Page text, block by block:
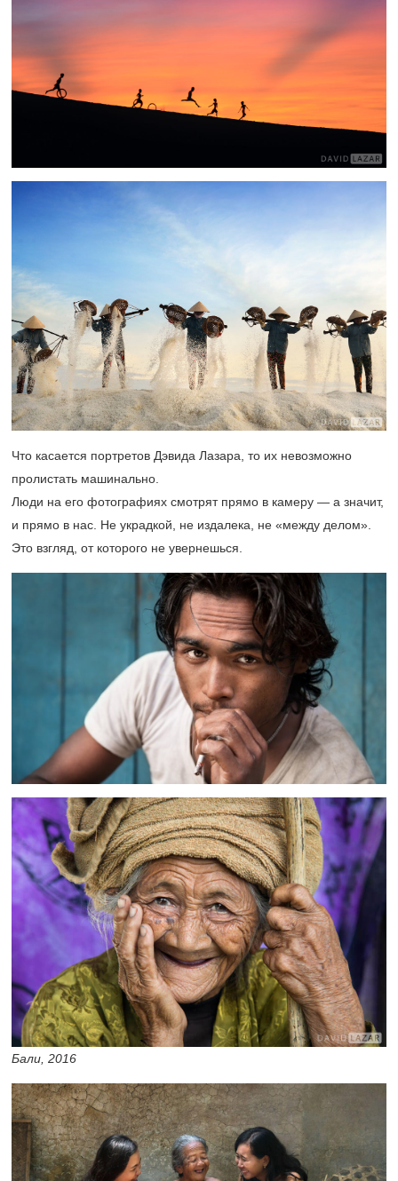
Что касается портретов Дэвида Лазара, то их невозможно
пролистать машинально.
Люди на его фотографиях смотрят прямо в камеру — а значит,
и прямо в нас. Не украдкой, не издалека, не «между делом».
Это взгляд, от которого не увернешься.
Бали, 2016